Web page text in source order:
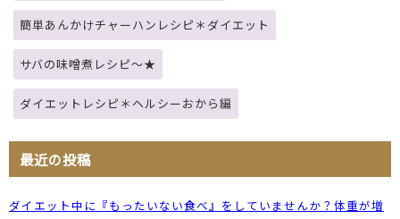
簡単あんかけチャーハンレシピ＊ダイエット
サバの味噌煮レシピ～★
ダイエットレシピ＊ヘルシーおから編
最近の投稿
ダイエット中に『もったいない食べ』をしていませんか？体重が増